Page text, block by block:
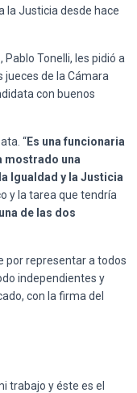
la Justicia desde hace
Tonelli, les pidió a
jueces de la Cámara
con buenos
“Es una funcionaria
mostrado una
Igualdad y la Justicia
y la tarea que tendría
de las dos
por representar a todos
independientes y
con la firma del
trabajo y éste es el